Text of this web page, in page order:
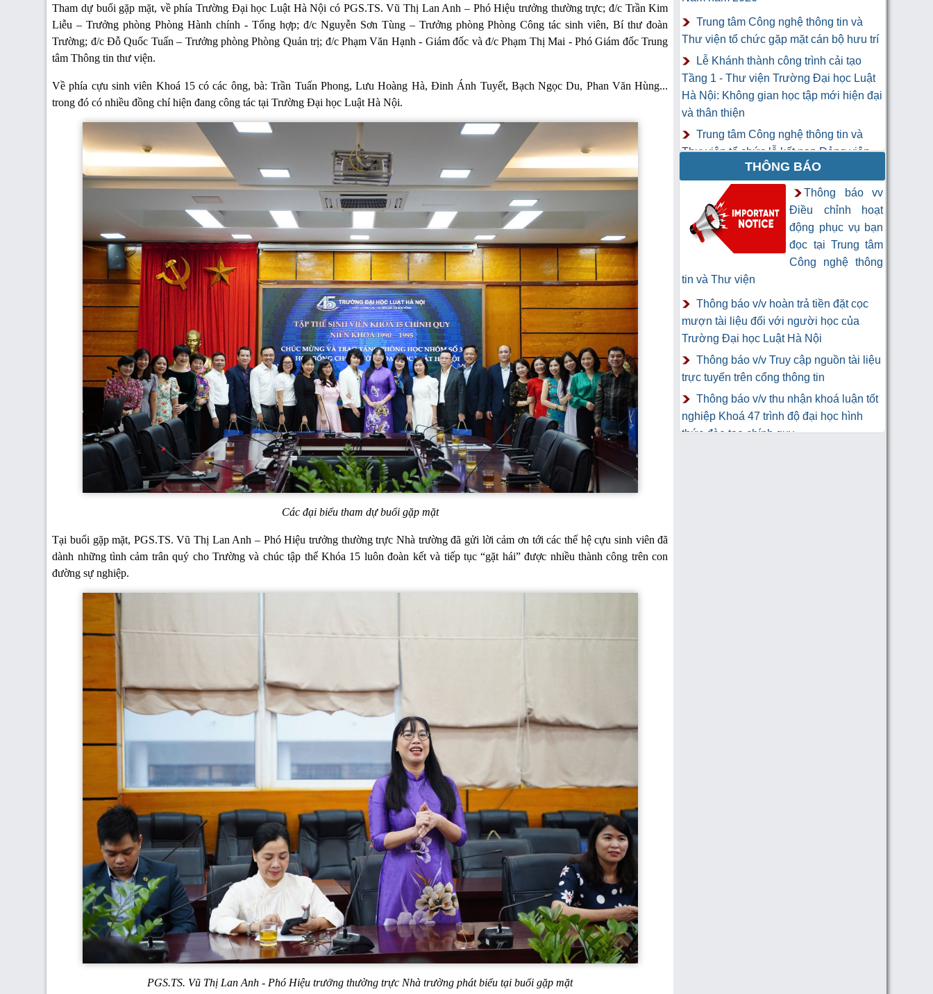
Tham dự buổi gặp mặt, về phía Trường Đại học Luật Hà Nội có PGS.TS. Vũ Thị Lan Anh – Phó Hiệu trưởng thường trực; đ/c Trần Kim
Liễu – Trưởng phòng Phòng Hành chính - Tổng hợp; đ/c Nguyễn Sơn Tùng – Trưởng phòng Phòng Công tác sinh viên, Bí thư đoàn
Trường; đ/c Đỗ Quốc Tuấn – Trưởng phòng Phòng Quản trị; đ/c Phạm Văn Hạnh - Giám đốc và đ/c Phạm Thị Mai - Phó Giám đốc Trung
tâm Thông tin thư viện.
Về phía cựu sinh viên Khoá 15 có các ông, bà: Trần Tuấn Phong, Lưu Hoàng Hà, Đinh Ánh Tuyết, Bạch Ngọc Du, Phan Văn Hùng...
trong đó có nhiều đồng chí hiện đang công tác tại Trường Đại học Luật Hà Nội.
Các đại biểu tham dự buổi gặp mặt
Tại buổi gặp mặt, PGS.TS. Vũ Thị Lan Anh – Phó Hiệu trưởng thường trực Nhà trường đã gửi lời cảm ơn tới các thế hệ cựu sinh viên đã
dành những tình cảm trân quý cho Trường và chúc tập thể Khóa 15 luôn đoàn kết và tiếp tục “gặt hái” được nhiều thành công trên con
đường sự nghiệp.
PGS.TS. Vũ Thị Lan Anh - Phó Hiệu trưởng thường trực Nhà trường phát biểu tại buổi gặp mặt
Trung tâm Công nghệ thông tin và
Thư viện tổ chức gặp mặt cán bộ hưu trí
Lễ Khánh thành công trình cải tạo
Tầng 1 - Thư viện Trường Đại học Luật
Hà Nội: Không gian học tập mới hiện đại
và thân thiện
Trung tâm Công nghệ thông tin và
Thư viện tổ chức lễ kết nạp Đảng viên
Khai mạc Khóa học “Trí tuệ nhân tạo
cho chuyên gia thông tin và thư viện”
THÔNG BÁO
Thông báo vv
Điều chỉnh hoạt
động phục vụ bạn
đọc tại Trung tâm
Công nghệ thông
tin và Thư viện
Thông báo v/v hoàn trả tiền đặt cọc
mượn tài liệu đối với người học của
Trường Đại học Luật Hà Nội
Thông báo v/v Truy cập nguồn tài liệu
trực tuyến trên cổng thông tin
Thông báo v/v thu nhận khoá luận tốt
nghiệp Khoá 47 trình độ đại học hình
thức đào tạo chính quy